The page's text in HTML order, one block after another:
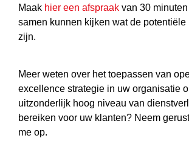
Maak hier een afspraak van 30
samen kunnen kijken wat de
zijn.
Meer weten over het toepassen van
excellence strategie in uw organisatie
uitzonderlijk hoog niveau van
bereiken voor uw klanten? Neem
me op.